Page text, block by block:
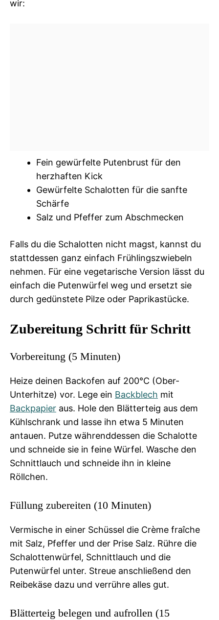
wir:
Fein gewürfelte Putenbrust für den
herzhaften Kick
Gewürfelte Schalotten für die sanfte
Schärfe
Salz und Pfeffer zum Abschmecken
Falls du die Schalotten nicht magst, kannst du
stattdessen ganz einfach Frühlingszwiebeln
nehmen. Für eine vegetarische Version lässt du
einfach die Putenwürfel weg und ersetzt sie
durch gedünstete Pilze oder Paprikastücke.
Zubereitung Schritt für Schritt
Vorbereitung (5 Minuten)
Heize deinen Backofen auf 200°C (Ober-
Unterhitze) vor. Lege ein Backblech mit
Backpapier aus. Hole den Blätterteig aus dem
Kühlschrank und lasse ihn etwa 5 Minuten
antauen. Putze währenddessen die Schalotte
und schneide sie in feine Würfel. Wasche den
Schnittlauch und schneide ihn in kleine
Röllchen.
Füllung zubereiten (10 Minuten)
Vermische in einer Schüssel die Crème fraîche
mit Salz, Pfeffer und der Prise Salz. Rühre die
Schalottenwürfel, Schnittlauch und die
Putenwürfel unter. Streue anschließend den
Reibekäse dazu und verrühre alles gut.
Blätterteig belegen und aufrollen (15